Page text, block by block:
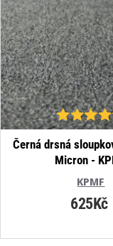
KPMF
Černá drsná
Micron -
625Kč